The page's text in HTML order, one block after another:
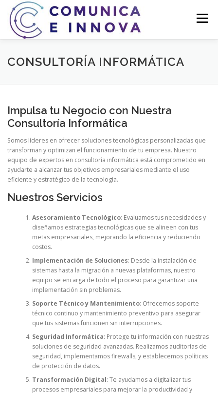
contenido
Menú
INICIO KIT DIGITAL KIT CONSULTING
CONSULTORÍA INFORMÁTICA
Impulsa tu Negocio con Nuestra
Consultoría Informática
Somos líderes en ofrecer soluciones tecnológicas personalizadas que
transforman y optimizan el funcionamiento de tu empresa. Nuestro
equipo de expertos en consultoría informática está comprometido en
ayudarte a alcanzar tus objetivos empresariales mediante el uso
eficiente y estratégico de la tecnología.
Nuestros Servicios
Asesoramiento Tecnológico: Evaluamos tus necesidades y
diseñamos estrategias tecnológicas que se alineen con tus
metas empresariales, mejorando la eficiencia y reduciendo
costos.
Implementación de Soluciones: Desde la instalación de
sistemas hasta la migración a nuevas plataformas, nuestro
equipo se encarga de todo el proceso para garantizar una
implementación sin problemas.
Soporte Técnico y Mantenimiento: Ofrecemos soporte
técnico continuo y mantenimiento preventivo para asegurar
que tus sistemas funcionen sin interrupciones.
Seguridad Informática: Protege tu información con nuestras
soluciones de seguridad avanzadas. Realizamos auditorías de
seguridad, implementamos firewalls, y establecemos políticas
de protección de datos.
Transformación Digital: Te ayudamos a digitalizar tus
procesos empresariales para mejorar la productividad y